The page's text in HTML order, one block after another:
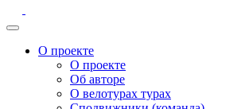
О проекте
О проекте
Об авторе
О велотурах турах